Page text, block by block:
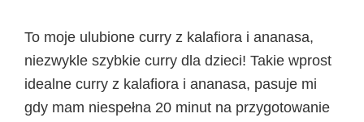
To moje ulubione curry z kalafiora i ananasa,
niezwykle szybkie curry dla dzieci! Takie wprost
idealne curry z kalafiora i ananasa, pasuje mi
gdy mam niespełna 20 minut na przygotowanie